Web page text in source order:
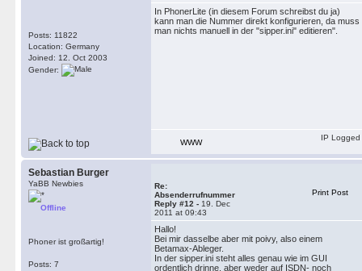
Posts: 11822
Location: Germany
Joined: 12. Oct 2003
Gender:
In PhonerLite (in diesem Forum schreibst du ja)
kann man die Nummer direkt konfigurieren, da muss
man nichts manuell in der "sipper.ini" editieren".
WWW
IP Logged
Sebastian Burger
YaBB Newbies
Offline
Phoner ist großartig!
Posts: 7
Re:
Absenderrufnummer
Reply #12 - 19. Dec
2011 at 09:43
Print Post
Hallo!
Bei mir dasselbe aber mit poivy, also einem
Betamax-Ableger.
In der sipper.ini steht alles genau wie im GUI
ordentlich drinne, aber weder auf ISDN- noch